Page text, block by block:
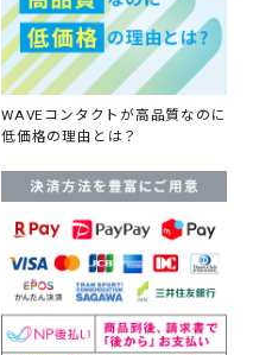
WAVEコンタクトが高品質なのに
低価格の理由とは？